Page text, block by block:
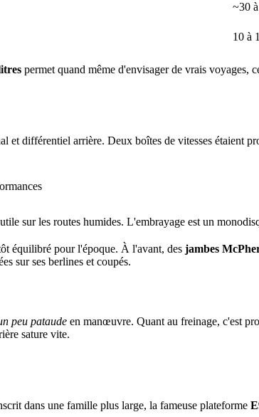
~30
10 à
permet quand même d'envisager de vrais voyages,
et différentiel arrière. Deux boîtes de vitesses étaient
sur les routes humides. L'embrayage est un
équilibré pour l'époque. À l'avant, des jambes
sur ses berlines et coupés.
peu pataude en manœuvre. Quant au freinage, c'est
sature vite.
dans une famille plus large, la fameuse plateforme